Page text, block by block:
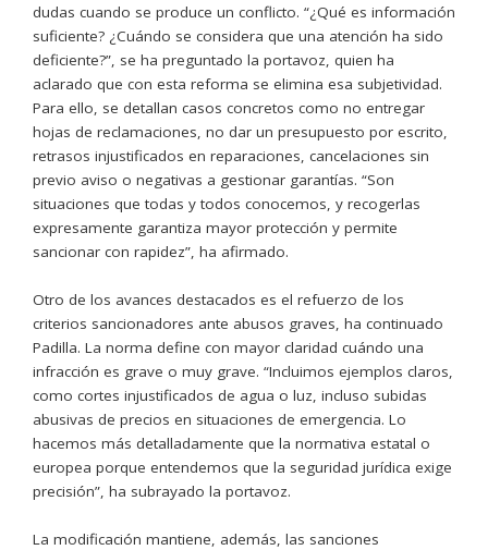
dudas cuando se produce un conflicto. “¿Qué es información
suficiente? ¿Cuándo se considera que una atención ha sido
deficiente?”, se ha preguntado la portavoz, quien ha
aclarado que con esta reforma se elimina esa subjetividad.
Para ello, se detallan casos concretos como no entregar
hojas de reclamaciones, no dar un presupuesto por escrito,
retrasos injustificados en reparaciones, cancelaciones sin
previo aviso o negativas a gestionar garantías. “Son
situaciones que todas y todos conocemos, y recogerlas
expresamente garantiza mayor protección y permite
sancionar con rapidez”, ha afirmado.
Otro de los avances destacados es el refuerzo de los
criterios sancionadores ante abusos graves, ha continuado
Padilla. La norma define con mayor claridad cuándo una
infracción es grave o muy grave. “Incluimos ejemplos claros,
como cortes injustificados de agua o luz, incluso subidas
abusivas de precios en situaciones de emergencia. Lo
hacemos más detalladamente que la normativa estatal o
europea porque entendemos que la seguridad jurídica exige
precisión”, ha subrayado la portavoz.
La modificación mantiene, además, las sanciones